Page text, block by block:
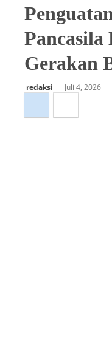
Pancasila
Gerakan
redaksi Juli 4, 2026